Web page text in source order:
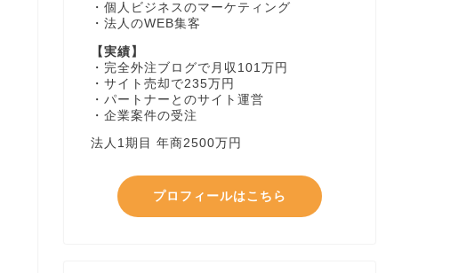
・個人ビジネスのマーケティング
・法人のWEB集客
【実績】
・完全外注ブログで月収101万円
・サイト売却で235万円
・パートナーとのサイト運営
・企業案件の受注
法人1期目 年商2500万円
プロフィールはこちら